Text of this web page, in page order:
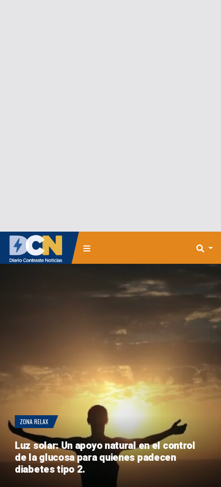
ZONA RELAX
Luz solar: Un apoyo natural en el control
de la glucosa para quienes padecen
diabetes tipo 2.